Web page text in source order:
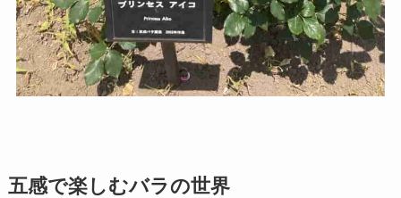
五感で楽しむバラの世界